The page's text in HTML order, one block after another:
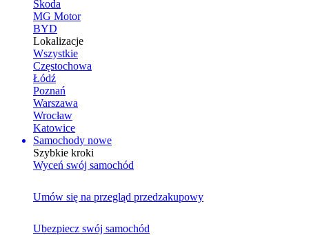
Skoda
MG Motor
BYD
Lokalizacje
Wszystkie
Częstochowa
Łódź
Poznań
Warszawa
Wrocław
Katowice
Samochody nowe
Szybkie kroki
Wyceń swój samochód
Umów się na przegląd przedzakupowy
Ubezpiecz swój samochód